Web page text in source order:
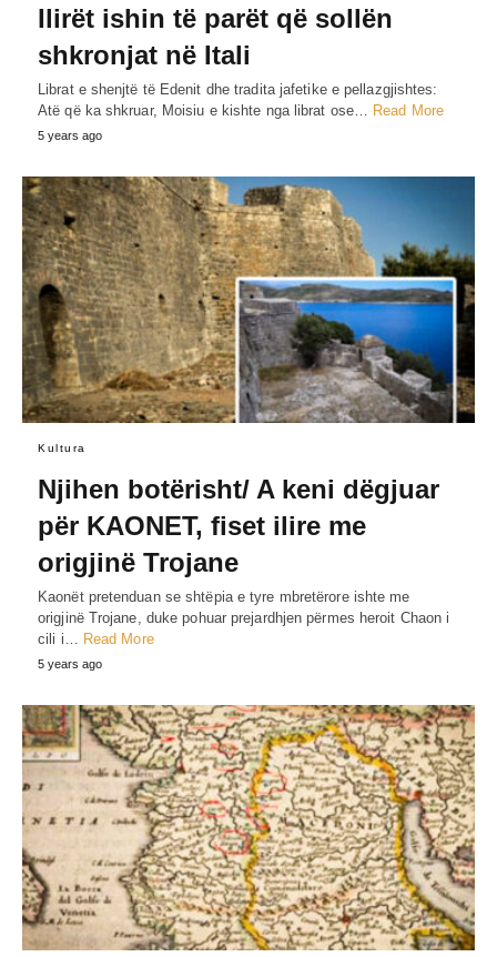
Ilirët ishin të parët që sollën
shkronjat në Itali
Librat e shenjtë të Edenit dhe tradita jafetike e pellazgjishtes:
Atë që ka shkruar, Moisiu e kishte nga librat ose… Read More
5 years ago
Kultura
Njihen botërisht/ A keni dëgjuar
për KAONET, fiset ilire me
origjinë Trojane
Kaonët pretenduan se shtëpia e tyre mbretërore ishte me
origjinë Trojane, duke pohuar prejardhjen përmes heroit Chaon i
cili i…
Read More
5 years ago